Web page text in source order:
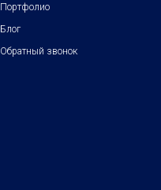
Портфолио
Блог
Обратный звонок